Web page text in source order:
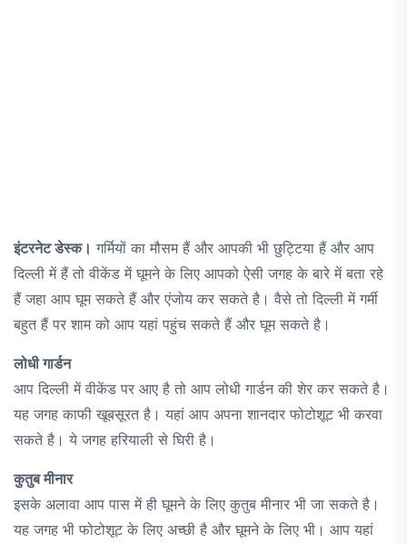
इंटरनेट डेस्क। गर्मियों का मौसम हैं और आपकी भी छुट्टिया हैं और आप
दिल्ली में हैं तो वीकेंड में घूमने के लिए आपको ऐसी जगह के बारे में बता रहे
हैं जहा आप घूम सकते हैं और एंजोय कर सकते है। वैसे तो दिल्ली में गर्मी
बहुत हैं पर शाम को आप यहां पहुंच सकते हैं और घूम सकते है।
लोधी गार्डन
आप दिल्ली में वीकेंड पर आए है तो आप लोधी गार्डन की शेर कर सकते है।
यह जगह काफी खूबसूरत है। यहां आप अपना शानदार फोटोशूट भी करवा
सकते है। ये जगह हरियाली से घिरी है।
कुतुब मीनार
इसके अलावा आप पास में ही घूमने के लिए कुतुब मीनार भी जा सकते है।
यह जगह भी फोटोशूट के लिए अच्छी है और घूमने के लिए भी। आप यहां